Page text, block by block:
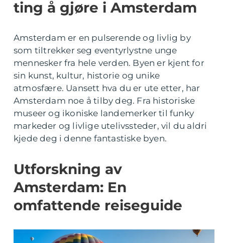
ting å gjøre i Amsterdam
Amsterdam er en pulserende og livlig by
som tiltrekker seg eventyrlystne unge
mennesker fra hele verden. Byen er kjent for
sin kunst, kultur, historie og unike
atmosfære. Uansett hva du er ute etter, har
Amsterdam noe å tilby deg. Fra historiske
museer og ikoniske landemerker til funky
markeder og livlige utelivssteder, vil du aldri
kjede deg i denne fantastiske byen.
Utforskning av
Amsterdam: En
omfattende reiseguide